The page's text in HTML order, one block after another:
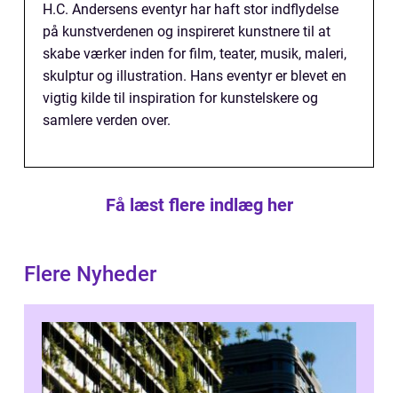
H.C. Andersens eventyr har haft stor indflydelse
på kunstverdenen og inspireret kunstnere til at
skabe værker inden for film, teater, musik, maleri,
skulptur og illustration. Hans eventyr er blevet en
vigtig kilde til inspiration for kunstelskere og
samlere verden over.
Få læst flere indlæg her
Flere Nyheder